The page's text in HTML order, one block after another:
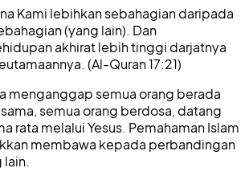
Kami lebihkan sebahagian daripada
(yang lain). Dan
akhirat lebih tinggi darjatnya
(Al-Quran 17:21)
menganggap semua orang berada
semua orang berdosa, datang
rata melalui Yesus. Pemahaman Islam
membawa kepada perbandingan
lain.